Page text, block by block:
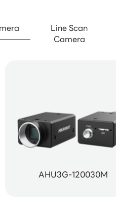
Line Scan
Camera
AHU3G-120030M